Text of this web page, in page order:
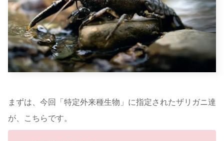
まずは、今回「特定外来種生物」に指定されたザリガニ達
が、こちらです。